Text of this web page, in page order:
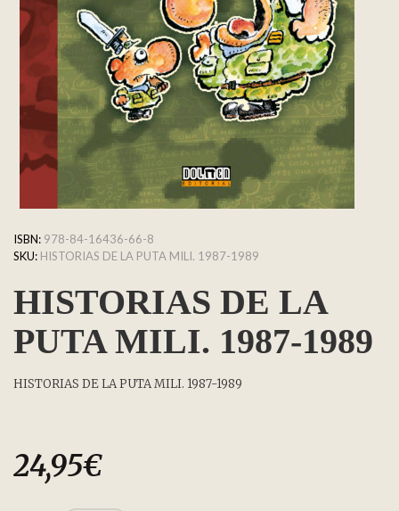
ISBN: 978-84-16436-66-8
SKU: HISTORIAS DE LA PUTA MILI. 1987-1989
HISTORIAS DE LA
PUTA MILI. 1987-1989
HISTORIAS DE LA PUTA MILI. 1987-1989
24,95€